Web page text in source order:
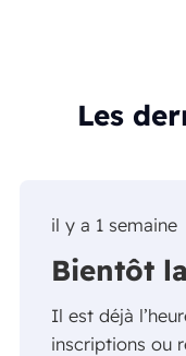
Les
il y a 1 semaine
Bientôt
Il est déjà
inscriptions ou